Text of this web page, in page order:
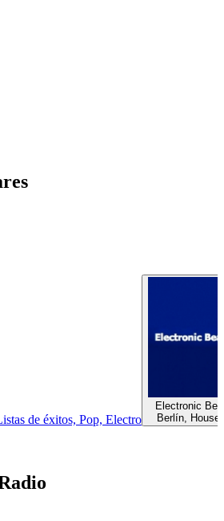
de éxitos, Pop, Electro
Electronic
Berlín,